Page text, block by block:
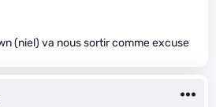
(niel) va nous sortir comme excuse